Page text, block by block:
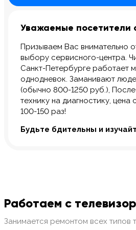
Уважаемые посетители
Призываем Вас внимательно
выбору сервисного-центра.
Санкт-Петербурге работает
однодневок. Заманивают
(обычно 800-1250 руб.),
технику на диагностику, цена
100-150 раз!
Будьте бдительны и
Работаем с
Занимается ремонтом всех типов